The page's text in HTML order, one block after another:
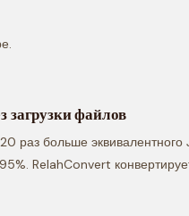
загрузки файлов
раз больше эквивалентного
RelahConvert